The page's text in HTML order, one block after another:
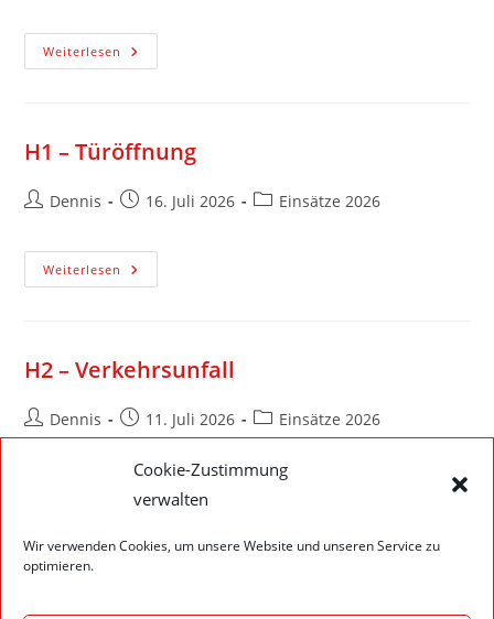
Cookie-Zustimmung
verwalten
Wir verwenden Cookies, um unsere Website und unseren Service zu
optimieren.
Weiterlesen
H1 – Türöffnung
Dennis 16. Juli 2026 Einsätze 2026
Weiterlesen
H2 – Verkehrsunfall
Dennis 11. Juli 2026 Einsätze 2026